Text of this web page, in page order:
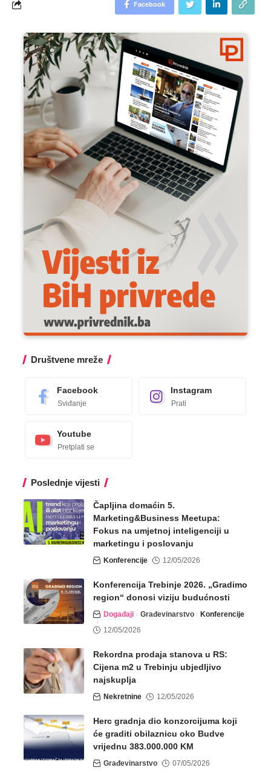
Facebook
Društvene mreže
Facebook
Sviđanje
Instagram
Prati
Youtube
Pretplati se
Poslednje vijesti
Čapljina domaćin 5.
Marketing&Business Meetupa:
Fokus na umjetnoj inteligenciji u
marketingu i poslovanju
Konferencije 12/05/2026
Konferencija Trebinje 2026. „Gradimo
region“ donosi viziju budućnosti
Događaji Građevinarstvo
Konferencije
12/05/2026
Rekordna prodaja stanova u RS:
Cijena m2 u Trebinju ubjedljivo
najskuplja
Nekretnine 12/05/2026
Herc gradnja dio konzorcijuma koji
će graditi obilaznicu oko Budve
vrijednu 383.000.000 KM
Građevinarstvo 07/05/2026